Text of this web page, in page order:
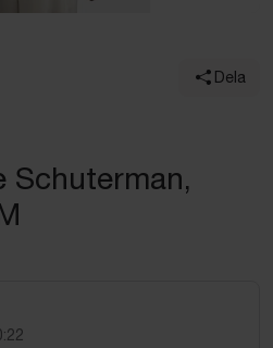
Dela
Schuterman,